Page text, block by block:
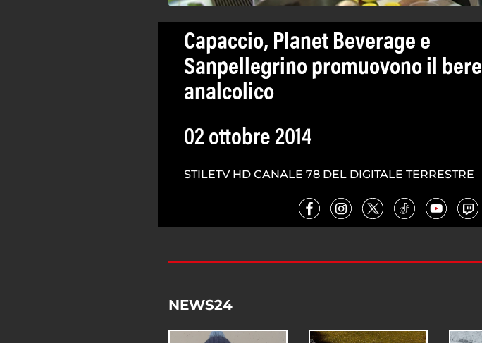
Capaccio, Planet Beverage e
Sanpellegrino promuovono il bere
analcolico
02 ottobre 2014
STILETV HD CANALE 78 DEL DIGITALE TERRESTRE
NEWS24